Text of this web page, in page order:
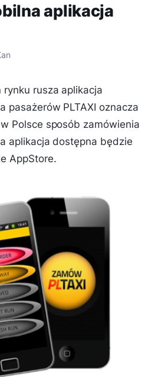
aplikacja
rusza aplikacja
pasażerów PLTAXI oznacza
Polsce sposób zamówienia
aplikacja dostępna będzie
AppStore.